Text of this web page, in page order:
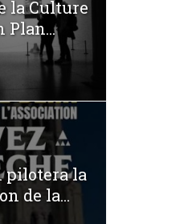
la Culture
Plan...
pilotera la
de la...